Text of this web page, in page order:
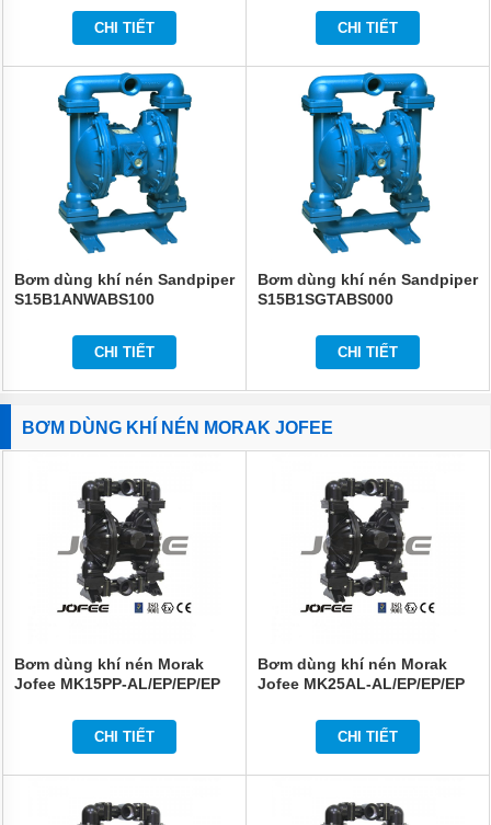
CHI TIẾT CHI TIẾT
Bơm dùng khí nén Sandpiper
S15B1ANWABS100
CHI TIẾT
Bơm dùng khí nén Sandpiper
S15B1SGTABS000
CHI TIẾT
BƠM DÙNG KHÍ NÉN MORAK JOFEE
Bơm dùng khí nén Morak
Jofee MK15PP-AL/EP/EP/EP
CHI TIẾT
Bơm dùng khí nén Morak
Jofee MK25AL-AL/EP/EP/EP
CHI TIẾT